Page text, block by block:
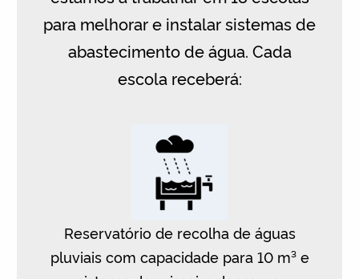
para melhorar e instalar sistemas de
abastecimento de água. Cada
escola receberá:
Reservatório de recolha de águas
pluviais com capacidade para 10 m³ e